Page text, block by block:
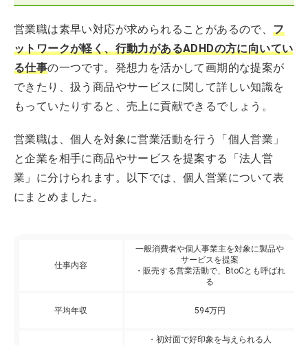
営業職は素早い対応が求められることがあるので、フ
ットワークが軽く、行動力があるADHDの方に向いてい
る仕事の一つです。発想力を活かして画期的な提案が
できたり、扱う商品やサービスに関して詳しい知識を
もっていたりすると、売上に貢献できるでしょう。
営業職は、個人を対象に営業活動を行う「個人営業」
と企業を相手に商品やサービスを提案する「法人営
業」に分けられます。以下では、個人営業について表
にまとめました。
仕事内容
一般消費者や個人事業主を対象に製品や
サービスを提案
・販売する営業活動で、BtoCとも呼ばれ
る
平均年収 594万円
・初対面で好印象を与えられる人